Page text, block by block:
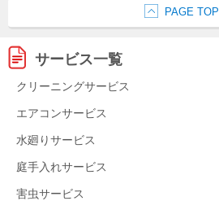
PAGE TOP
サービス一覧
クリーニングサービス
エアコンサービス
水廻りサービス
庭手入れサービス
害虫サービス